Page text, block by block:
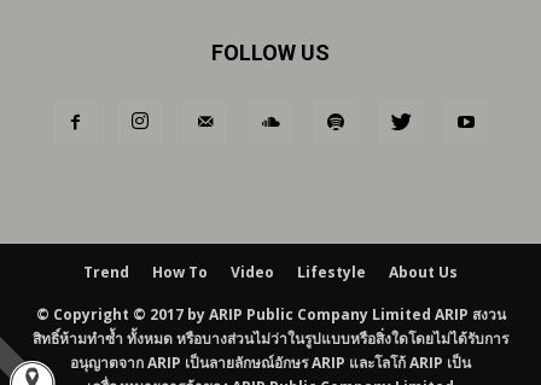
FOLLOW US
Trend How To Video Lifestyle About Us
© Copyright © 2017 by ARIP Public Company Limited ARIP สงวน
สิทธิ์ห้ามทำซ้ำ ทั้งหมด หรือบางส่วนไม่ว่าในรูปแบบหรือสิ่งใดโดยไม่ได้รับการ
อนุญาตจาก ARIP เป็นลายลักษณ์อักษร ARIP และโลโก้ ARIP เป็น